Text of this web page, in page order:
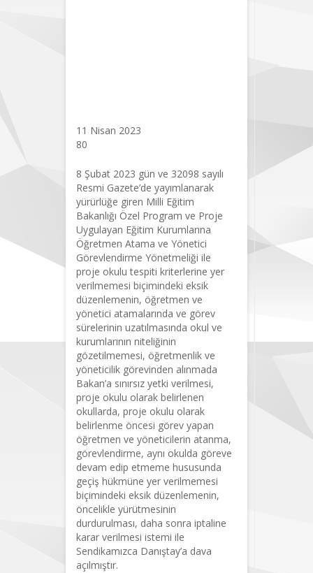
11 Nisan 2023
80
8 Şubat 2023 gün ve 32098 sayılı
Resmi Gazete’de yayımlanarak
yürürlüğe giren Milli Eğitim
Bakanlığı Özel Program ve Proje
Uygulayan Eğitim Kurumlarına
Öğretmen Atama ve Yönetici
Görevlendirme Yönetmeliği ile
proje okulu tespiti kriterlerine yer
verilmemesi biçimindeki eksik
düzenlemenin, öğretmen ve
yönetici atamalarında ve görev
sürelerinin uzatılmasında okul ve
kurumlarının niteliğinin
gözetilmemesi, öğretmenlik ve
yöneticilik görevinden alınmada
Bakan’a sınırsız yetki verilmesi,
proje okulu olarak belirlenen
okullarda, proje okulu olarak
belirlenme öncesi görev yapan
öğretmen ve yöneticilerin atanma,
görevlendirme, aynı okulda göreve
devam edip etmeme hususunda
geçiş hükmüne yer verilmemesi
biçimindeki eksik düzenlemenin,
öncelikle yürütmesinin
durdurulması, daha sonra iptaline
karar verilmesi istemi ile
Sendikamızca Danıştay’a dava
açılmıştır.